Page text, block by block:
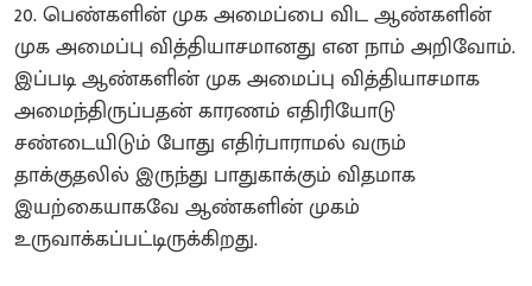
20. பெண்களின் முக அமைப்பை விட ஆண்களின்
முக அமைப்பு வித்தியாசமானது என நாம் அறிவோம்.
இப்படி ஆண்களின் முக அமைப்பு வித்தியாசமாக
அமைந்திருப்பதன் காரணம் எதிரியோடு
சண்டையிடும் போது எதிர்பாராமல் வரும்
தாக்குதலில் இருந்து பாதுகாக்கும் விதமாக
இயற்கையாகவே ஆண்களின் முகம்
உருவாக்கப்பட்டிருக்கிறது.